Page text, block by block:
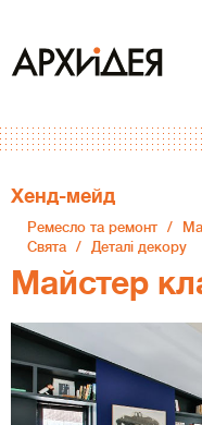
Хенд-мейд
Ремесло та ремонт
Свята
Деталі декору
Майстер